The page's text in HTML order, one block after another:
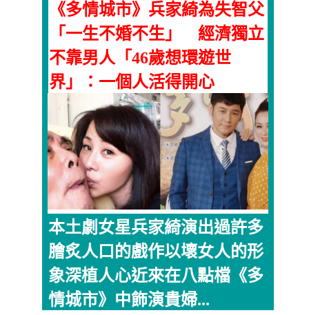
《多情城市》兵家綺為失智父
「一生不婚不生」 經濟獨立
不靠男人「46歲想環遊世
界」：一個人活得開心
本土劇女星兵家綺演出過許多
膾炙人口的戲作以壞女人的形
象深植人心近來在八點檔《多
情城市》中飾演貴婦...